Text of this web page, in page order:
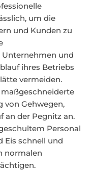
um die
und Kunden zu
und
ihres Betriebs
vermeiden.
von Gehwegen,
an der Pegnitz an.
Personal
Eis schnell und
normalen